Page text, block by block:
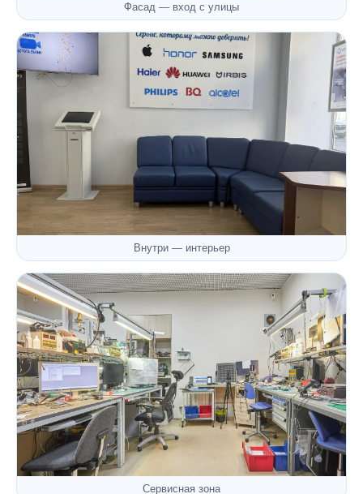
Фасад — вход с улицы
Внутри — интерьер
Сервисная зона